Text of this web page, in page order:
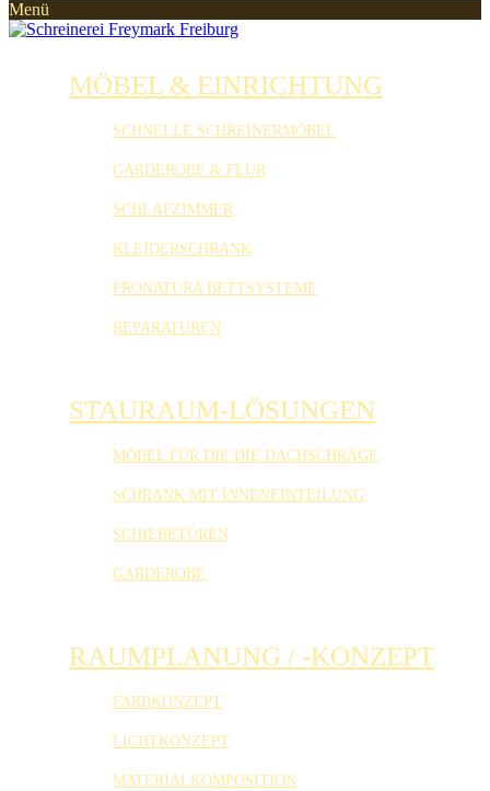
MÖBEL & EINRICHTUNG
SCHNELLE SCHREINERMÖBEL
GARDEROBE & FLUR
SCHLAFZIMMER
KLEIDERSCHRANK
PRONATURA BETTSYSTEME
REPARATUREN
STAURAUM-LÖSUNGEN
MÖBEL FÜR DIE DIE DACHSCHRÄGE
SCHRANK MIT INNENEINTEILUNG
SCHIEBETÜREN
GARDEROBE
RAUMPLANUNG / -KONZEPT
FARBKONZEPT
LICHTKONZEPT
MATERIALKOMPOSITION